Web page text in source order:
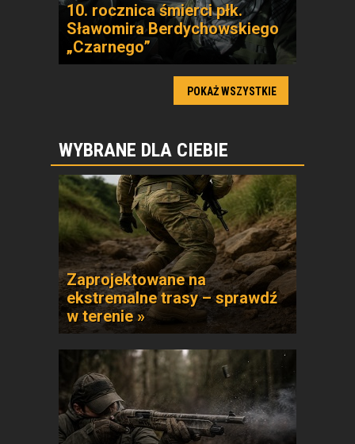
10. rocznica śmierci płk.
Sławomira Berdychowskiego
„Czarnego”
POKAŻ WSZYSTKIE
WYBRANE DLA CIEBIE
Zaprojektowane na
ekstremalne trasy – sprawdź
w terenie »